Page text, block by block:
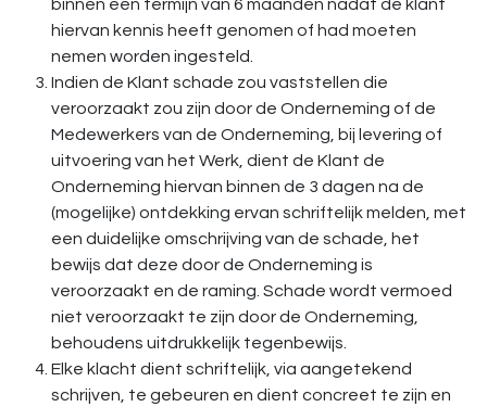
binnen een termijn van 6 maanden nadat de klant
hiervan kennis heeft genomen of had moeten
nemen worden ingesteld.
Indien de Klant schade zou vaststellen die
veroorzaakt zou zijn door de Onderneming of de
Medewerkers van de Onderneming, bij levering of
uitvoering van het Werk, dient de Klant de
Onderneming hiervan binnen de 3 dagen na de
(mogelijke) ontdekking ervan schriftelijk melden, met
een duidelijke omschrijving van de schade, het
bewijs dat deze door de Onderneming is
veroorzaakt en de raming. Schade wordt vermoed
niet veroorzaakt te zijn door de Onderneming,
behoudens uitdrukkelijk tegenbewijs.
Elke klacht dient schriftelijk, via aangetekend
schrijven, te gebeuren en dient concreet te zijn en